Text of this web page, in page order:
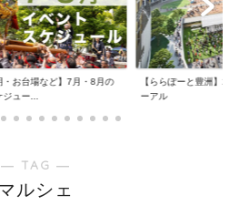
・お台場など】7月・8月の
ュー...
【ららぽーと豊洲】
ーアル
― TAG ―
ルシェ